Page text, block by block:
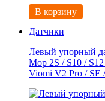
В корзину
Датчики
Левый упорный
Мop 2S / S10 /
Viоmi V2 Рrо / SE